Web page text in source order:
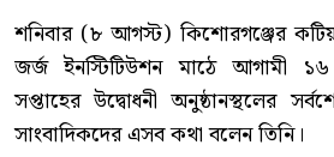
শনিবার (৮ আগস্ট) কিশোরগঞ্জের
জর্জ ইনস্টিটিউশন মাঠে আগামী
সপ্তাহের উদ্বোধনী অনুষ্ঠানস্থলের
সাংবাদিকদের এসব কথা বলেন তিনি।